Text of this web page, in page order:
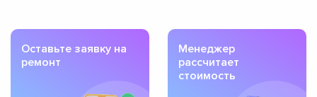
Оставьте заявку на
ремонт
Менеджер
рассчитает
стоимость